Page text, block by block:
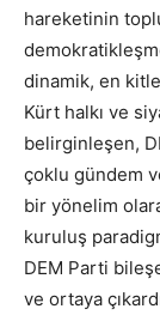
hareketinin
dinamik, en
Kürt halkı ve
belirginleşen,
çoklu gündem
bir yönelim
kuruluş
DEM Parti
ve ortaya